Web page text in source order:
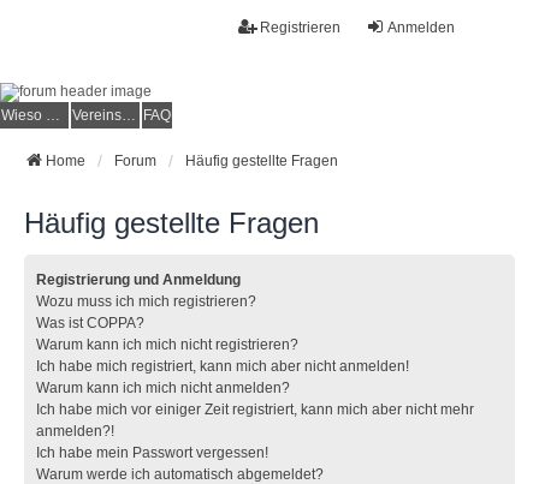
Anmelden
Registrieren
Wieso der e.V.? Vereinsmitglied werden FAQ
Home Forum Häufig gestellte Fragen
Häufig gestellte Fragen
Registrierung und Anmeldung
Wozu muss ich mich registrieren?
Was ist COPPA?
Warum kann ich mich nicht registrieren?
Ich habe mich registriert, kann mich aber nicht anmelden!
Warum kann ich mich nicht anmelden?
Ich habe mich vor einiger Zeit registriert, kann mich aber nicht mehr
anmelden?!
Ich habe mein Passwort vergessen!
Warum werde ich automatisch abgemeldet?